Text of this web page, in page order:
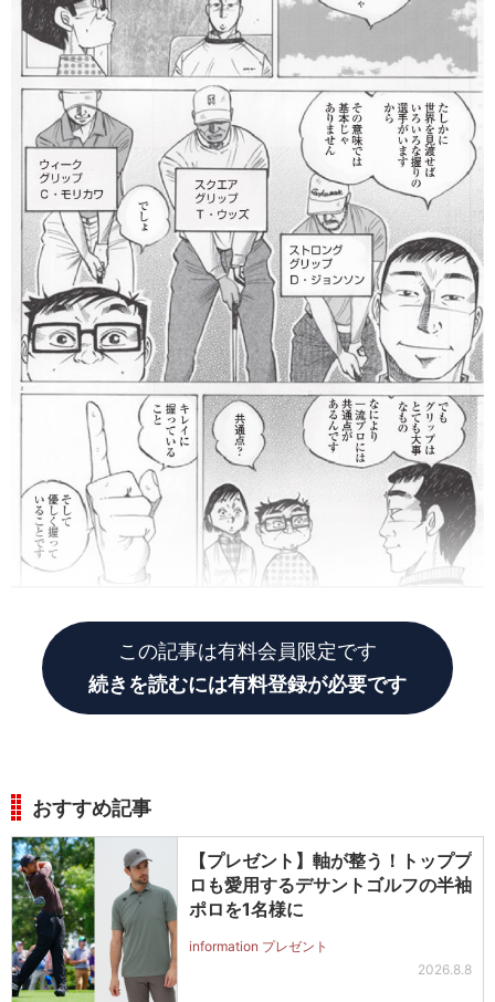
この記事は有料会員限定です
続きを読むには有料登録が必要です
おすすめ記事
【プレゼント】軸が整う！トッププ
ロも愛用するデサントゴルフの半袖
ポロを1名様に
information プレゼント
2026.8.8